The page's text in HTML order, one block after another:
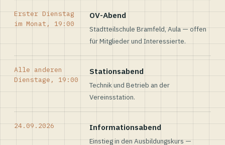
Erster Dienstag
im Monat, 19:00
OV-Abend
Stadtteilschule Bramfeld, Aula — offen
für Mitglieder und Interessierte.
Alle anderen
Dienstage, 19:00
Stationsabend
Technik und Betrieb an der
Vereinsstation.
24.09.2026 Informationsabend
Einstieg in den Ausbildungskurs —